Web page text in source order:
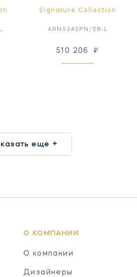
Signature Collection
ARN5345PN/EB-L
510 206 ₽
еще +
О КОМПАНИИ
О компании
Дизайнеры